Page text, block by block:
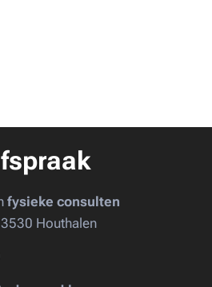
fysieke consulten
Houthalen